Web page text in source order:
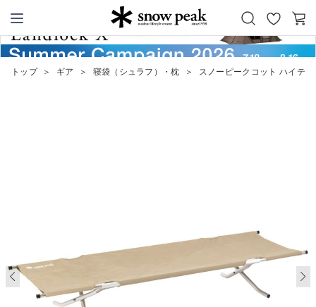
Snow Peak
お
カ
トップ ＞ ギア ＞ 寝袋（シュラフ）・枕 ＞ スノーピークコット ハイテ